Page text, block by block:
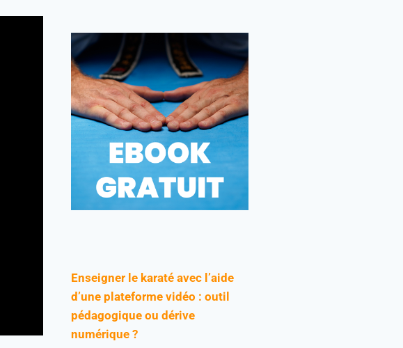
Enseigner le karaté avec l’aide
d’une plateforme vidéo : outil
pédagogique ou dérive
numérique ?